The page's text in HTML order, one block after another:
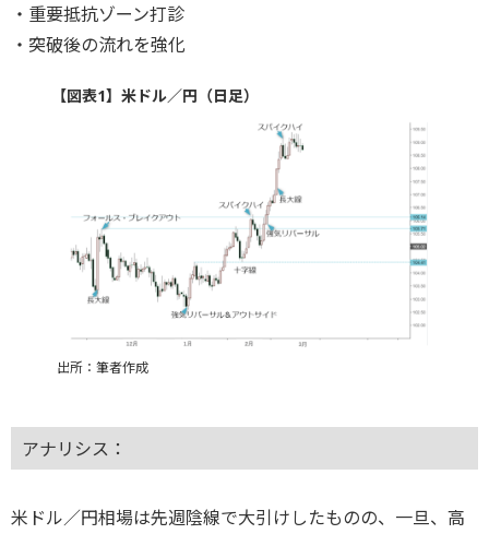
・重要抵抗ゾーン打診
・突破後の流れを強化
【図表1】米ドル／円（日足）
出所：筆者作成
アナリシス：
米ドル／円相場は先週陰線で大引けしたものの、一旦、高